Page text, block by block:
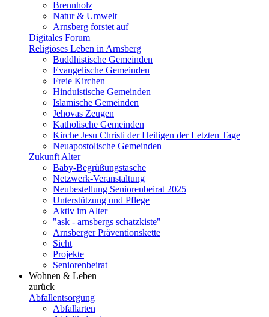
Brennholz
Natur & Umwelt
Arnsberg forstet auf
Digitales Forum
Religiöses Leben in Arnsberg
Buddhistische Gemeinden
Evangelische Gemeinden
Freie Kirchen
Hinduistische Gemeinden
Islamische Gemeinden
Jehovas Zeugen
Katholische Gemeinden
Kirche Jesu Christi der Heiligen der Letzten Tage
Neuapostolische Gemeinden
Zukunft Alter
Baby-Begrüßungstasche
Netzwerk-Veranstaltung
Neubestellung Seniorenbeirat 2025
Unterstützung und Pflege
Aktiv im Alter
"ask - arnsbergs schatzkiste"
Arnsberger Präventionskette
Sicht
Projekte
Seniorenbeirat
Wohnen & Leben
zurück
Abfallentsorgung
Abfallarten